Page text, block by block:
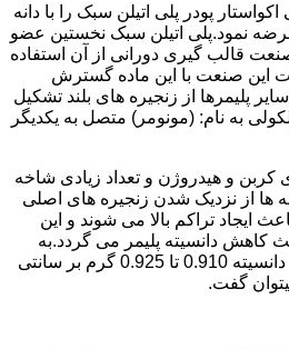
کمپانی اکواستار پودر پلی اتیلن سبک را با دانه
عرضه نمود.پلی اتیلن سبک نخستین عضو
صنعت قالب گیری دورانی از آن استفاده
این صنعت با این ماده گسترش
پلیمرها از زنجیره های بلند تشکیل
به نام: (مونومر) متصل به یکدیگر
کربن و هیدروژن و تعداد زیادی شاخه
ها از نزدیک شدن زنجیره های اصلی
ایجاد تراکم بالا می شوند و این
کاهش دانسیته پلیمر می گردد.به
طور کلی به پلی اتیلن های با دانسیته 0.910 تا 0.925 گرم بر سانتی
گفت.